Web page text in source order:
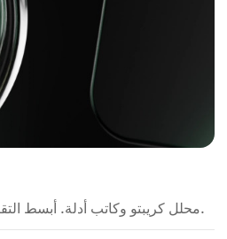
محلل كريبتو وكاتب أدلة. أبسط التقنيات المعقدة للجميع.